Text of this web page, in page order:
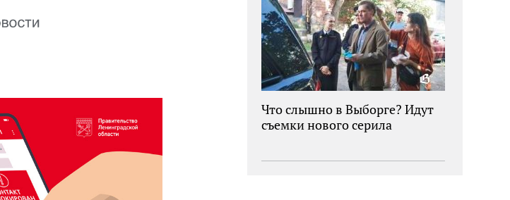
Что слышно в Выборге? Идут
съемки нового серила